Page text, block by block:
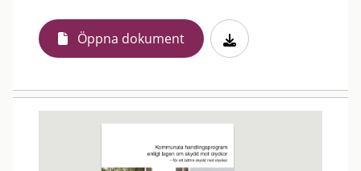
Öppna dokument